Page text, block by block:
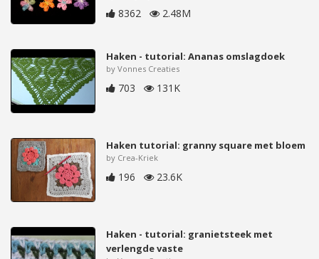
8362 2.48M
Haken - tutorial: Ananas omslagdoek
by Vonnes Creaties
703 131K
Haken tutorial: granny square met bloem
by Crea-Kriek
196 23.6K
Haken - tutorial: granietsteek met
verlengde vaste